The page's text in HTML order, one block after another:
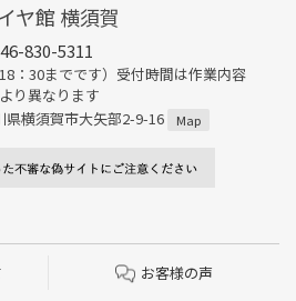
ヤ館 横須賀
830-5311
：30までです）受付時間は作業内容
り異なります
横須賀市大矢部2-9-16
Map
お客様の声